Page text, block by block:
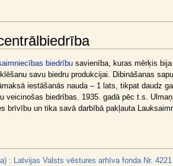
biedrībusavienība, kuras mērķis
savu biedru produkcijai. Dibināšanas
iestāšanās nauda – 1 lats, tikpat daudz
veicinošas biedrības. 1935. gadā pēc t.s.
brīvību un tika savā darbībā pakļauta
: Latvijas Valsts vēstures arhīva fonda Nr.